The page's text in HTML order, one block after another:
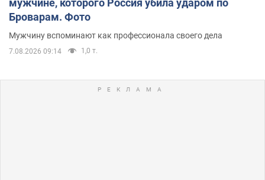
Броварам. Фото
Мужчину вспоминают как профессионала своего дела
7.08.2026 09:14 1,0 т.